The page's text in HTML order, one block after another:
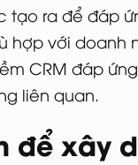
tạo ra để đáp
hợp với
CRM đáp
liên quan.
để xây